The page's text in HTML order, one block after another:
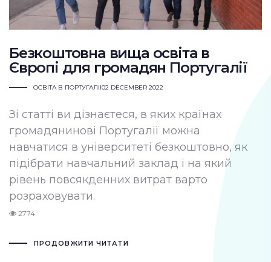
Безкоштовна вища освіта в
Європі для громадян Португалії
ОСВІТА В ПОРТУГАЛІЇ02 DECEMBER 2022
Зі статті ви дізнаєтеся, в яких країнах
громадянинові Португалії можна
навчатися в університеті безкоштовно, як
підібрати навчальний заклад і на який
рівень повсякденних витрат варто
розраховувати.
2774
ПРОДОВЖИТИ ЧИТАТИ